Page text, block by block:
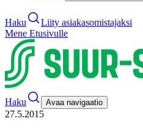
Haku
Liity asiakasomistajaksi
Mene Etusivulle
Haku Avaa navigaatio
27.5.2015